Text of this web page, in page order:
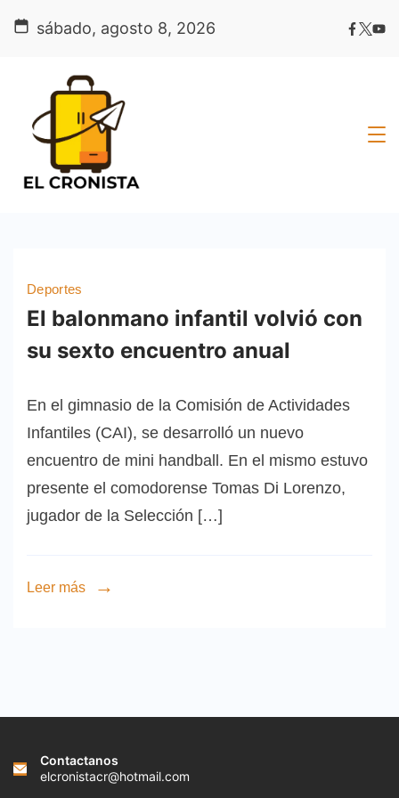
sábado, agosto 8, 2026
Deportes
El balonmano infantil volvió con
su sexto encuentro anual
En el gimnasio de la Comisión de Actividades
Infantiles (CAI), se desarrolló un nuevo
encuentro de mini handball. En el mismo estuvo
presente el comodorense Tomas Di Lorenzo,
jugador de la Selección […]
Leer más
Contactanos
elcronistacr@hotmail.com